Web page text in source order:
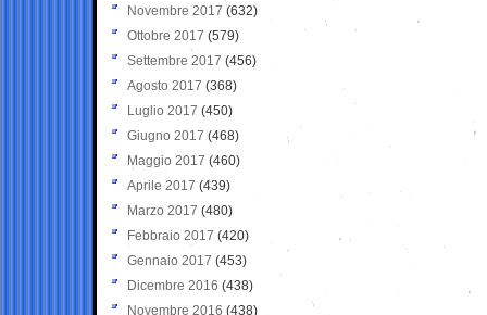
Novembre 2017 (632)
Ottobre 2017 (579)
Settembre 2017 (456)
Agosto 2017 (368)
Luglio 2017 (450)
Giugno 2017 (468)
Maggio 2017 (460)
Aprile 2017 (439)
Marzo 2017 (480)
Febbraio 2017 (420)
Gennaio 2017 (453)
Dicembre 2016 (438)
Novembre 2016 (438)